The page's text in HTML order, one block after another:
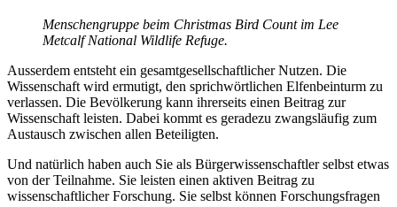
Menschengruppe beim Christmas Bird Count im Lee
Metcalf National Wildlife Refuge.
Ausserdem entsteht ein gesamtgesellschaftlicher Nutzen. Die
Wissenschaft wird ermutigt, den sprichwörtlichen Elfenbeinturm zu
verlassen. Die Bevölkerung kann ihrerseits einen Beitrag zur
Wissenschaft leisten. Dabei kommt es geradezu zwangsläufig zum
Austausch zwischen allen Beteiligten.
Und natürlich haben auch Sie als Bürgerwissenschaftler selbst etwas
von der Teilnahme. Sie leisten einen aktiven Beitrag zu
wissenschaftlicher Forschung. Sie selbst können Forschungsfragen